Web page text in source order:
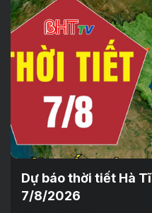
Dự báo thời tiết Hà
7/8/2026